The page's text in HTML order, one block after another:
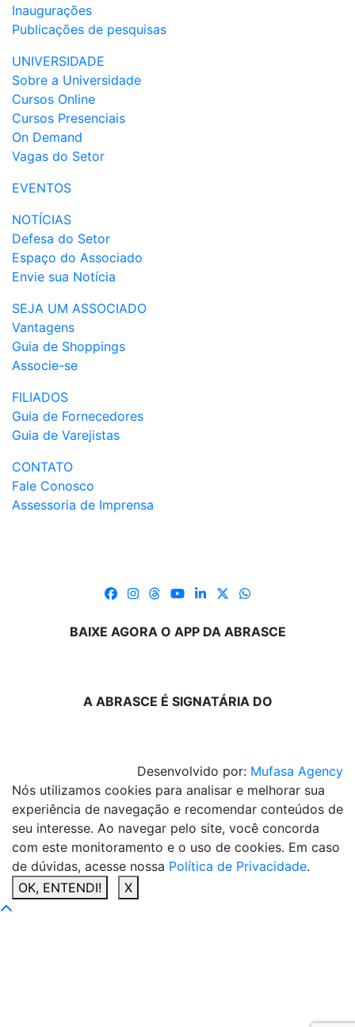
Inaugurações
Publicações de pesquisas
UNIVERSIDADE
Sobre a Universidade
Cursos Online
Cursos Presenciais
On Demand
Vagas do Setor
EVENTOS
NOTÍCIAS
Defesa do Setor
Espaço do Associado
Envie sua Notícia
SEJA UM ASSOCIADO
Vantagens
Guia de Shoppings
Associe-se
FILIADOS
Guia de Fornecedores
Guia de Varejistas
CONTATO
Fale Conosco
Assessoria de Imprensa
BAIXE AGORA O APP DA ABRASCE
A ABRASCE É SIGNATÁRIA DO
Desenvolvido por: Mufasa Agency
Nós utilizamos cookies para analisar e melhorar sua
experiência de navegação e recomendar conteúdos de
seu interesse. Ao navegar pelo site, você concorda
com este monitoramento e o uso de cookies. Em caso
de dúvidas, acesse nossa Política de Privacidade.
OK, ENTENDI!
X